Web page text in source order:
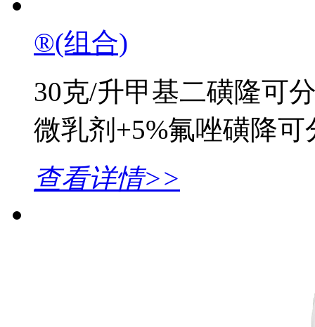
®(组合)
30克/升甲基二磺隆可
微乳剂+5%氟唑磺降
查看详情>>